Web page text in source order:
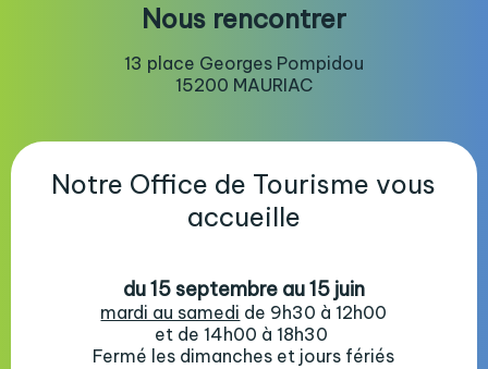
Nous rencontrer
13 place Georges Pompidou
15200 MAURIAC
Notre Office de Tourisme vous
accueille
du 15 septembre au 15 juin
mardi au samedi de 9h30 à 12h00
et de 14h00 à 18h30
Fermé les dimanches et jours fériés